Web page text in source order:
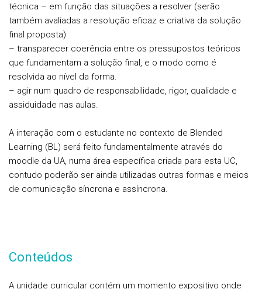
técnica – em função das situações a resolver (serão
também avaliadas a resolução eficaz e criativa da solução
final proposta)
– transparecer coerência entre os pressupostos teóricos
que fundamentam a solução final, e o modo como é
resolvida ao nível da forma.
– agir num quadro de responsabilidade, rigor, qualidade e
assiduidade nas aulas.
A interação com o estudante no contexto de Blended
Learning (BL) será feito fundamentalmente através do
moodle da UA, numa área específica criada para esta UC,
contudo poderão ser ainda utilizadas outras formas e meios
de comunicação síncrona e assíncrona.
Conteúdos
A unidade curricular contém um momento expositivo onde